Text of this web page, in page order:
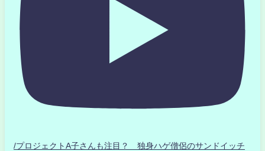
/プロジェクトA子さんも注目？ 独身ハゲ僧侶のサンドイッチ